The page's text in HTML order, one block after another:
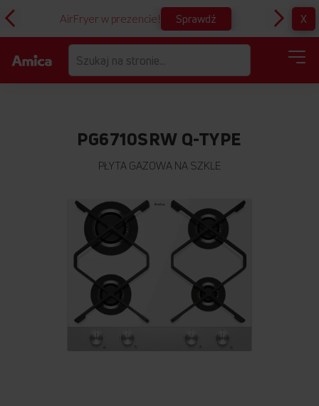
AirFryer w prezencie! Sprawdź X
PG6710SRW Q-TYPE
PŁYTA GAZOWA NA SZKLE